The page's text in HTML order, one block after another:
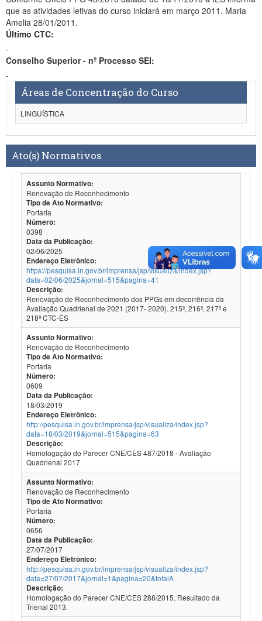
que as atividades letivas do curso iniciará em março 2011. Maria
Amelia 28/01/2011.
Último CTC:
-
Conselho Superior - nº Processo SEI:
-
Áreas de Concentração do Curso
LINGUÍSTICA
Ato(s) Normativos
Assunto Normativo:
Renovação de Reconhecimento
Tipo de Ato Normativo:
Portaria
Número:
0398
Data da Publicação:
02/06/2025
Endereço Eletrônico:
https://pesquisa.in.gov.br/imprensa/jsp/visualiza/index.jsp?
data=02/06/2025&jornal=515&pagina=41
Descrição:
Renovação de Reconhecimento dos PPGs em decorrência da
Avaliação Quadrienal de 2021 (2017- 2020). 215ª, 216ª, 217ª e
218ª CTC-ES
Assunto Normativo:
Renovação de Reconhecimento
Tipo de Ato Normativo:
Portaria
Número:
0609
Data da Publicação:
18/03/2019
Endereço Eletrônico:
http://pesquisa.in.gov.br/imprensa/jsp/visualiza/index.jsp?
data=18/03/2019&jornal=515&pagina=63
Descrição:
Homologação do Parecer CNE/CES 487/2018 - Avaliação
Quadrienal 2017
Assunto Normativo:
Renovação de Reconhecimento
Tipo de Ato Normativo:
Portaria
Número:
0656
Data da Publicação:
27/07/2017
Endereço Eletrônico:
http://pesquisa.in.gov.br/imprensa/jsp/visualiza/index.jsp?
data=27/07/2017&jornal=1&pagina=20&totalA
Descrição:
Homologação do Parecer CNE/CES 288/2015. Resultado da
Trienal 2013.